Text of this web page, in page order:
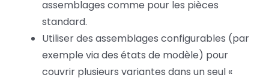
assemblages comme pour les pièces
standard.
Utiliser des assemblages configurables (par
exemple via des états de modèle) pour
couvrir plusieurs variantes dans un seul «